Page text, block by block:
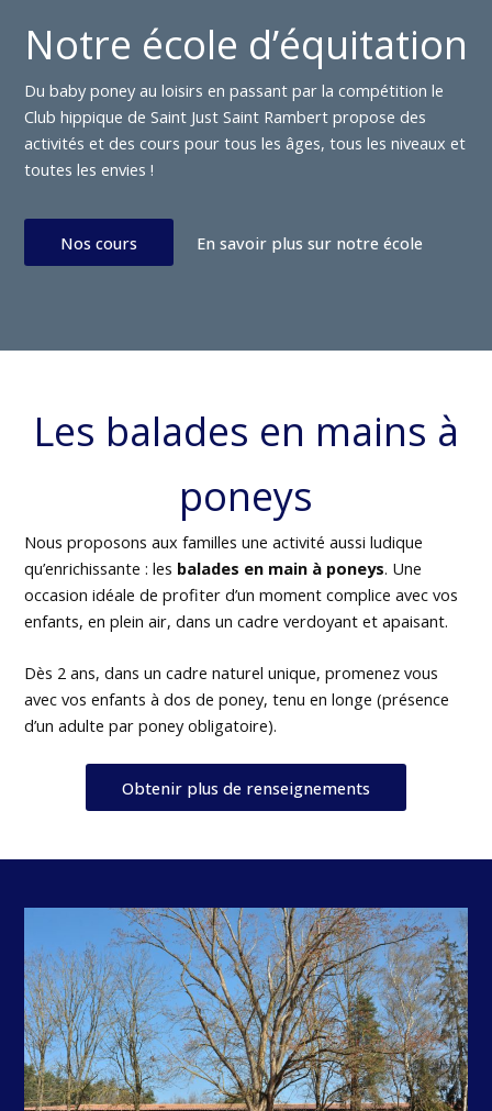
Notre école d’équitation
Du baby poney au loisirs en passant par la compétition le
Club hippique de Saint Just Saint Rambert propose des
activités et des cours pour tous les âges, tous les niveaux et
toutes les envies !
Nos cours En savoir plus sur notre école
Les balades en mains à
poneys
Nous proposons aux familles une activité aussi ludique
qu’enrichissante : les balades en main à poneys. Une
occasion idéale de profiter d’un moment complice avec vos
enfants, en plein air, dans un cadre verdoyant et apaisant.
Dès 2 ans, dans un cadre naturel unique, promenez vous
avec vos enfants à dos de poney, tenu en longe (présence
d’un adulte par poney obligatoire).
Obtenir plus de renseignements